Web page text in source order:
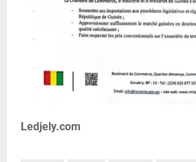
Ledjely.com